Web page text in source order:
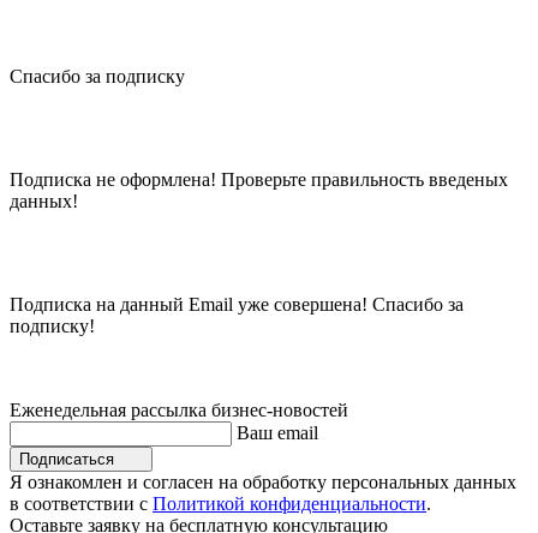
Спасибо за подписку
Подписка не оформлена! Проверьте правильность введеных
данных!
Подписка на данный Email уже совершена! Спасибо за
подписку!
Еженедельная рассылка бизнес-новостей
Ваш email
Подписаться
Я ознакомлен и согласен на обработку персональных данных
в соответствии с Политикой конфиденциальности.
Оставьте заявку на бесплатную консультацию